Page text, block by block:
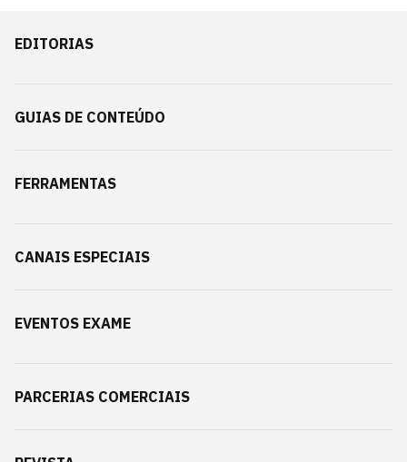
EDITORIAS
GUIAS DE CONTEÚDO
FERRAMENTAS
CANAIS ESPECIAIS
EVENTOS EXAME
PARCERIAS COMERCIAIS